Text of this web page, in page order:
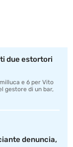
due estortori
e 6 per Vito
gestore di un bar,
denuncia,